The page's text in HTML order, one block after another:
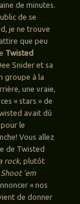
de minutes.
de se
je ne trouve
que peu
Twisted
Snider et sa
groupe à la
une vraie,
« stars » de
avait dû
le
Vous allez
de Twisted
rock, plutôt
Shoot ’em
« nos
de donner